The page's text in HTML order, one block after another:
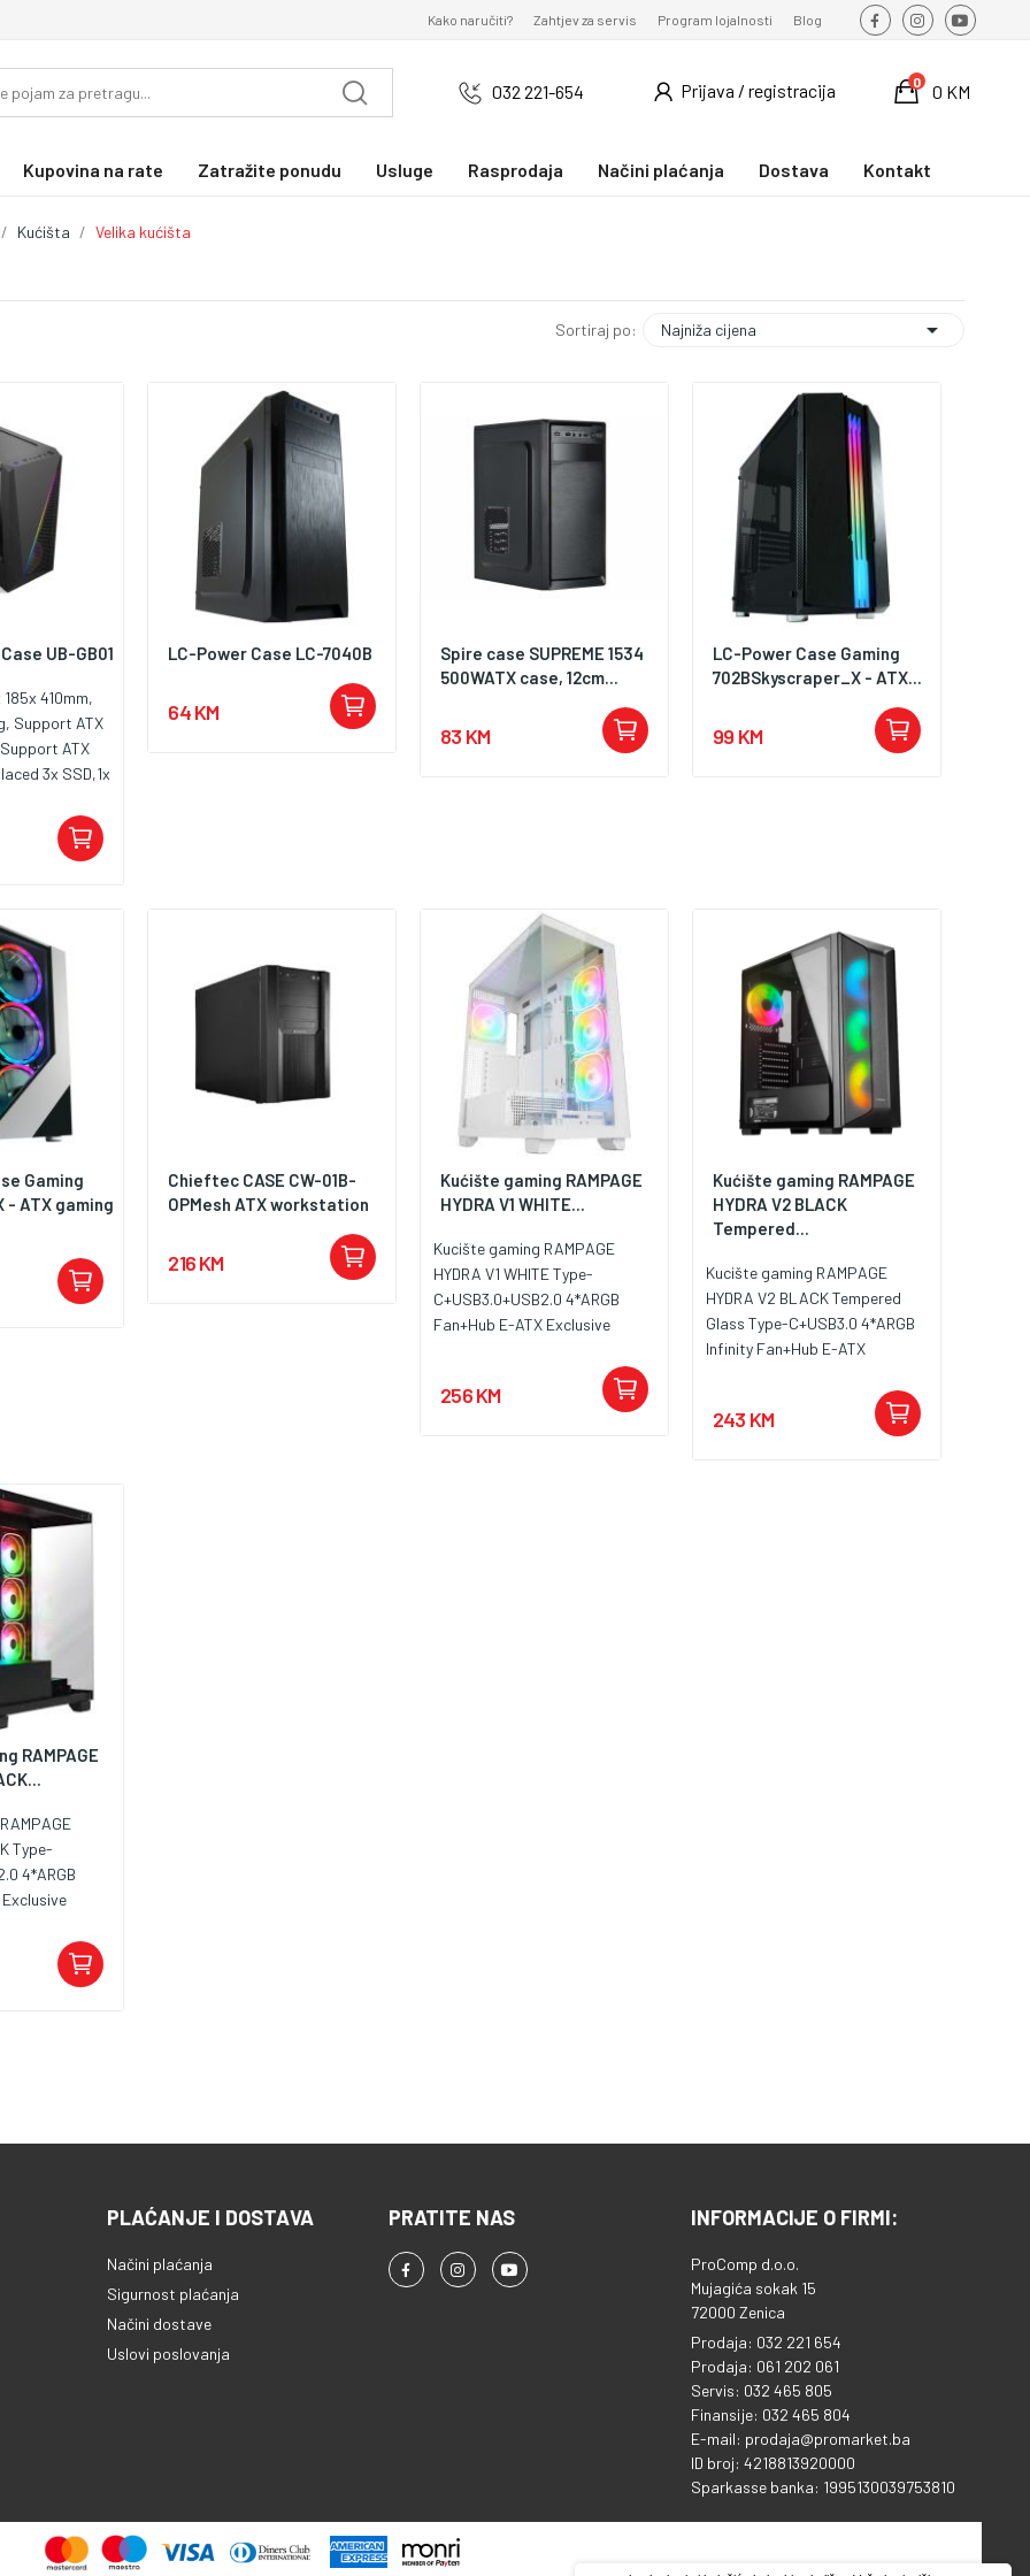
Kako naručiti? Zahtjev za servis Program lojalnosti Blog
032 221-654 Prijava / registracija 0 KM
0
Kupovina na rate Zatražite ponudu Usluge Rasprodaja Načini plaćanja Dostava Kontakt
Kućišta Velika kućišta
Sortiraj po: Najniža cijena 
UB-GB01
410mm,
Support ATX
ATX
3x SSD,1x
Right Side
Left Side
12cm
2,backx
LC-Power Case LC-7040B
64 KM
Spire case SUPREME 1534
500WATX case, 12cm...
83 KM
LC-Power Case Gaming
702BSkyscraper_X - ATX...
99 KM
Gaming
- ATX gaming
Chieftec CASE CW-01B-
OPMesh ATX workstation
216 KM
Kućište gaming RAMPAGE
HYDRA V1 WHITE...
Kucište gaming RAMPAGE
HYDRA V1 WHITE Type-
C+USB3.0+USB2.0 4*ARGB
Fan+Hub E-ATX Exclusive
256 KM
Kućište gaming RAMPAGE
HYDRA V2 BLACK
Tempered...
Kucište gaming RAMPAGE
HYDRA V2 BLACK Tempered
Glass Type-C+USB3.0 4*ARGB
Infinity Fan+Hub E-ATX
243 KM
RAMPAGE
Type-
4*ARGB
PLAĆANJE I DOSTAVA
Načini plaćanja
Sigurnost plaćanja
Načini dostave
Uslovi poslovanja
PRATITE NAS INFORMACIJE O FIRMI:
ProComp d.o.o.
Mujagića sokak 15
72000 Zenica
Prodaja: 032 221 654
Prodaja: 061 202 061
Servis: 032 465 805
Finansije: 032 465 804
E-mail: prodaja@promarket.ba
ID broj: 4218813920000
Sparkasse banka: 1995130039753810